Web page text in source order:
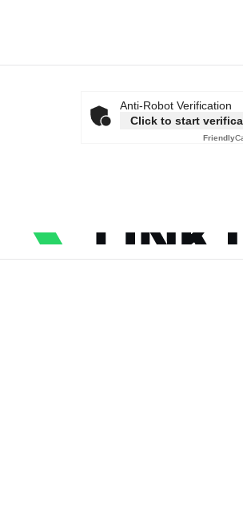
Anti-Robot Verification
Click to start
Friendly